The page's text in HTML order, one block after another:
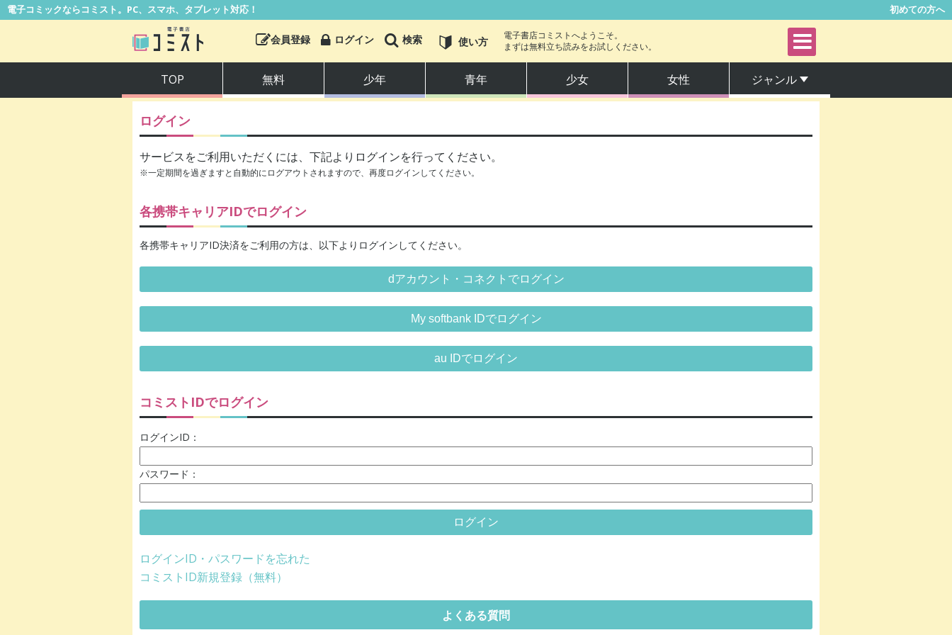
電子コミックならコミスト。PC、スマホ、タブレット対応！ 初めての方へ
会員登録 ログイン 検索 使い方
電子書店コミストへようこそ。
まずは無料立ち読みをお試しください。
TOP 無料 少年 青年 少女 女性 ジャンル
少女
ホラー・オカルト
スポーツ
ギャグ・コメディ
ログイン
サービスをご利用いただくには、下記よりログインを行ってください。
※一定期間を過ぎますと自動的にログアウトされますので、再度ログインしてください。
各携帯キャリアIDでログイン
各携帯キャリアID決済をご利用の方は、以下よりログインしてください。
dアカウント・コネクトでログイン
My softbank IDでログイン
au IDでログイン
コミストIDでログイン
ログインID：
パスワード：
ログイン
ログインID・パスワードを忘れた
コミストID新規登録（無料）
よくある質問